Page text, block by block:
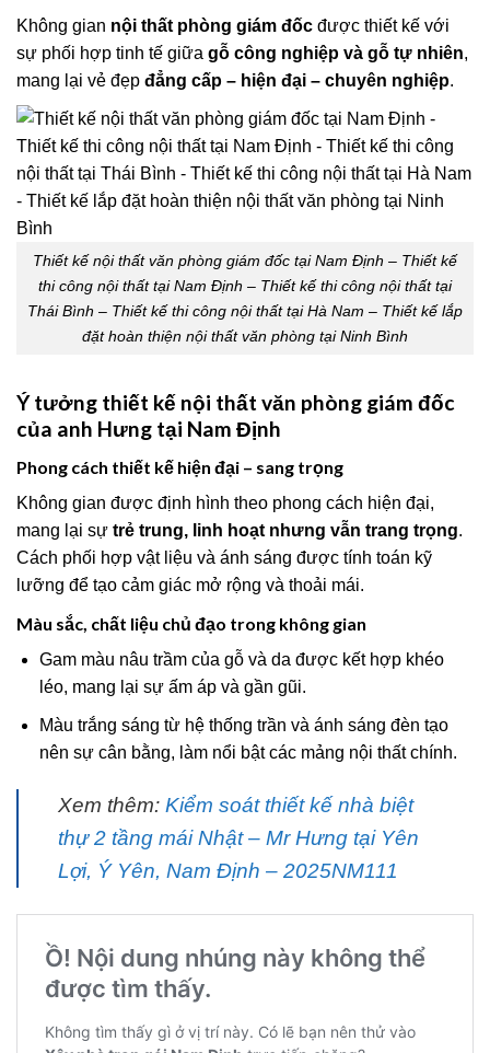
Không gian nội thất phòng giám đốc được thiết kế với
sự phối hợp tinh tế giữa gỗ công nghiệp và gỗ tự nhiên,
mang lại vẻ đẹp đẳng cấp – hiện đại – chuyên nghiệp.
Thiết kế nội thất văn phòng giám đốc tại Nam Định – Thiết kế
thi công nội thất tại Nam Định – Thiết kế thi công nội thất tại
Thái Bình – Thiết kế thi công nội thất tại Hà Nam – Thiết kế lắp
đặt hoàn thiện nội thất văn phòng tại Ninh Bình
Ý tưởng thiết kế nội thất văn phòng giám đốc
của anh Hưng tại Nam Định
Phong cách thiết kế hiện đại – sang trọng
Không gian được định hình theo phong cách hiện đại,
mang lại sự trẻ trung, linh hoạt nhưng vẫn trang trọng.
Cách phối hợp vật liệu và ánh sáng được tính toán kỹ
lưỡng để tạo cảm giác mở rộng và thoải mái.
Màu sắc, chất liệu chủ đạo trong không gian
Gam màu nâu trầm của gỗ và da được kết hợp khéo
léo, mang lại sự ấm áp và gần gũi.
Màu trắng sáng từ hệ thống trần và ánh sáng đèn tạo
nên sự cân bằng, làm nổi bật các mảng nội thất chính.
Xem thêm: Kiểm soát thiết kế nhà biệt
thự 2 tầng mái Nhật – Mr Hưng tại Yên
Lợi, Ý Yên, Nam Định – 2025NM111